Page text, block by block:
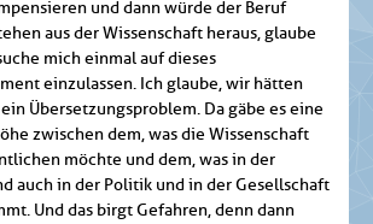
und dann würde der Beruf
aus der Wissenschaft heraus, glaube
mich einmal auf dieses
einzulassen. Ich glaube, wir hätten
Übersetzungsproblem. Da gäbe es eine
zwischen dem, was die Wissenschaft
möchte und dem, was in der
auch in der Politik und in der Gesellschaft
Und das birgt Gefahren, denn dann